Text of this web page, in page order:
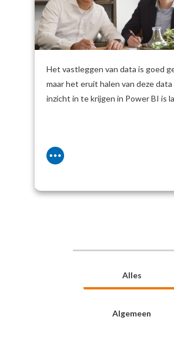
Het vastleggen van data is goed
maar het eruit halen van deze data
inzicht in te krijgen in Power BI is
Alles
Algemeen